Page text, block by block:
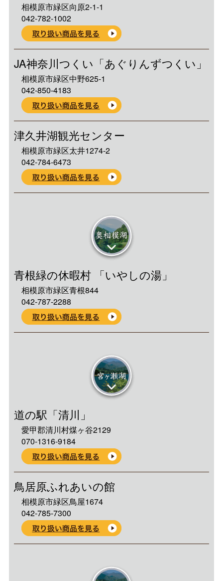
相模原市緑区向原2-1-1
042-782-1002
JA神奈川つくい「あぐりんずつくい」
相模原市緑区中野625-1
042-850-4183
津久井湖観光センター
相模原市緑区太井1274-2
042-784-6473
青根緑の休暇村 「いやしの湯」
相模原市緑区青根844
042-787-2288
道の駅「清川」
愛甲郡清川村煤ヶ谷2129
070-1316-9184
鳥居原ふれあいの館
相模原市緑区鳥屋1674
042-785-7300